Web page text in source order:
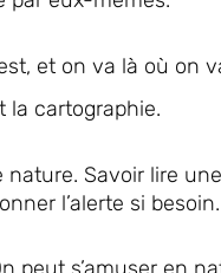
et on va là où on
la cartographie.
nature. Savoir lire
l’alerte si besoin.